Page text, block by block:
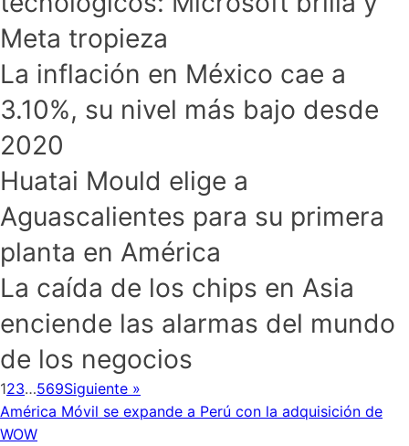
Meta tropieza
La inflación en México cae a
3.10%, su nivel más bajo desde
2020
Huatai Mould elige a
Aguascalientes para su primera
planta en América
La caída de los chips en Asia
enciende las alarmas del mundo
de los negocios
123…569Siguiente »
América Móvil se expande a Perú con la adquisición de
WOW